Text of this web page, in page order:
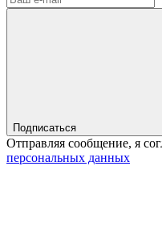
Подписаться
Отправляя сообщение, я
персональных данных